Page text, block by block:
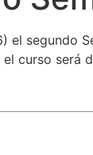
el segundo
curso será